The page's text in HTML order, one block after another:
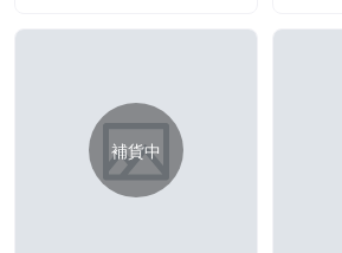
補貨中